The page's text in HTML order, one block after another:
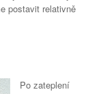
postavit relativně
Po zateplení